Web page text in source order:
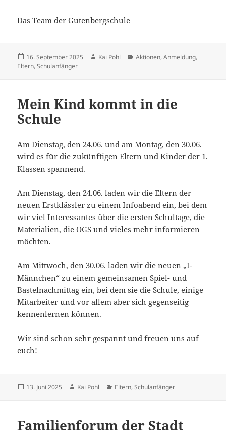
Das Team der Gutenbergschule
Veröffentlicht
am
16. September 2025 Autor
Kai Pohl Kategorien
Aktionen,Anmeldung,
Eltern,Schulanfänger
Mein Kind kommt in die
Schule
Am Dienstag, den 24.06. und am Montag, den 30.06.
wird es für die zukünftigen Eltern und Kinder der 1.
Klassen spannend.
Am Dienstag, den 24.06. laden wir die Eltern der
neuen Erstklässler zu einem Infoabend ein, bei dem
wir viel Interessantes über die ersten Schultage, die
Materialien, die OGS und vieles mehr informieren
möchten.
Am Mittwoch, den 30.06. laden wir die neuen „I-
Männchen“ zu einem gemeinsamen Spiel- und
Bastelnachmittag ein, bei dem sie die Schule, einige
Mitarbeiter und vor allem aber sich gegenseitig
kennenlernen können.
Wir sind schon sehr gespannt und freuen uns auf
euch!
Veröffentlicht
13. Juni 2025 Autor
Kai Pohl Kategorien
Eltern,Schulanfänger
Familienforum der Stadt